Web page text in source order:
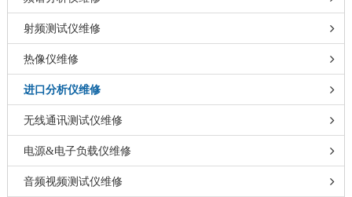
射频测试仪维修
热像仪维修
进口分析仪维修
无线通讯测试仪维修
电源&电子负载仪维修
音频视频测试仪维修